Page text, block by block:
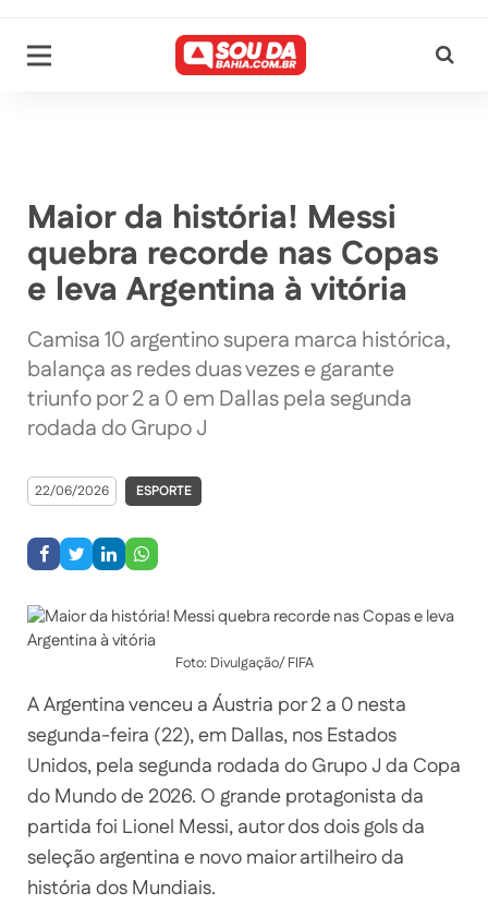
Maior da história! Messi
quebra recorde nas Copas
e leva Argentina à vitória
Camisa 10 argentino supera marca histórica,
balança as redes duas vezes e garante
triunfo por 2 a 0 em Dallas pela segunda
rodada do Grupo J
22/06/2026 ESPORTE
Foto: Divulgação/ FIFA
A Argentina venceu a Áustria por 2 a 0 nesta
segunda-feira (22), em Dallas, nos Estados
Unidos, pela segunda rodada do Grupo J da Copa
do Mundo de 2026. O grande protagonista da
partida foi Lionel Messi, autor dos dois gols da
seleção argentina e novo maior artilheiro da
história dos Mundiais.